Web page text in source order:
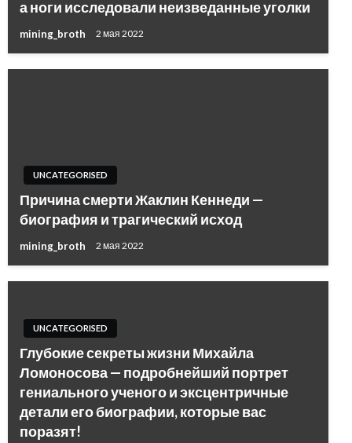
а ноги исследовали неизведанные уголки
mining_broth 2 мая 2022
UNCATEGORISED
Причина смерти Жаклин Кеннеди —
биография и трагический исход
mining_broth 2 мая 2022
UNCATEGORISED
Глубокие секреты жизни Михайла
Ломоносова — подробнейший портрет
гениального ученого и эксцентричные
детали его биографии, которые вас
поразят!